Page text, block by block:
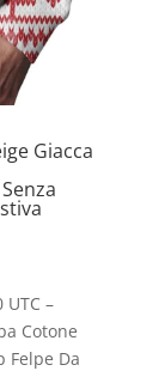
Giacca
–
Cotone
Felpe Da